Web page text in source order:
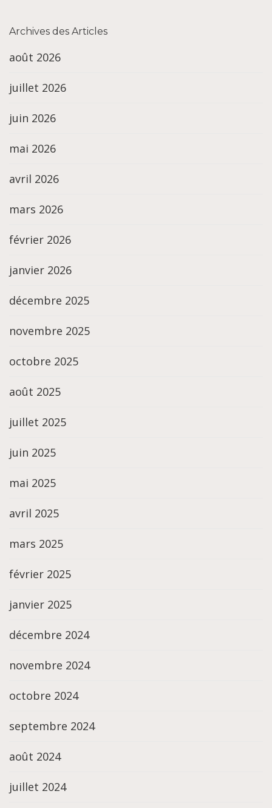
Archives des Articles
août 2026
juillet 2026
juin 2026
mai 2026
avril 2026
mars 2026
février 2026
janvier 2026
décembre 2025
novembre 2025
octobre 2025
août 2025
juillet 2025
juin 2025
mai 2025
avril 2025
mars 2025
février 2025
janvier 2025
décembre 2024
novembre 2024
octobre 2024
septembre 2024
août 2024
juillet 2024